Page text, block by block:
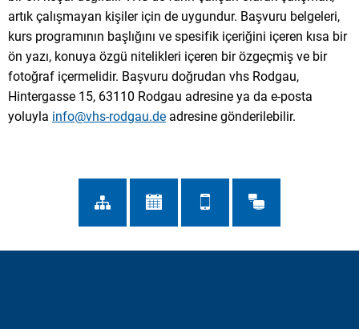
artık çalışmayan kişiler için de uygundur. Başvuru belgeleri,
kurs programının başlığını ve spesifik içeriğini içeren kısa bir
ön yazı, konuya özgü nitelikleri içeren bir özgeçmiş ve bir
fotoğraf içermelidir. Başvuru doğrudan vhs Rodgau,
Hintergasse 15, 63110 Rodgau adresine ya da e-posta
yoluyla info@vhs-rodgau.de adresine gönderilebilir.